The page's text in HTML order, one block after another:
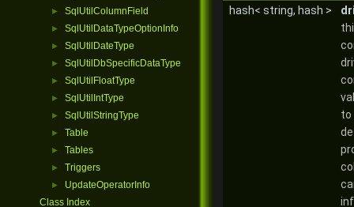
► SqlUtilColumnField
► SqlUtilDataTypeOptionInfo
► SqlUtilDateType
► SqlUtilDbSpecificDataType
► SqlUtilFloatType
► SqlUtilIntType
► SqlUtilStringType
► Table
► Tables
► Triggers
►
UpdateOperatorInfo
Class Index
hash< string, hash >
to